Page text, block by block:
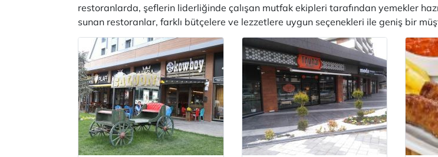
restoranlarda, şeflerin liderliğinde çalışan mutfak ekipleri tarafından yemekler
sunan restoranlar, farklı bütçelere ve lezzetlere uygun seçenekleri ile geniş bir